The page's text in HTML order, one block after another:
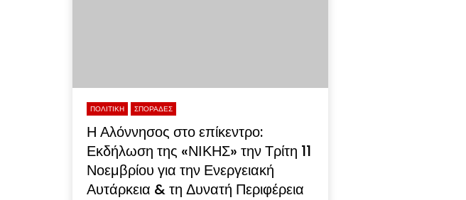
ΠΟΛΙΤΙΚΗ ΣΠΟΡΑΔΕΣ
Η Αλόννησος στο επίκεντρο:
Εκδήλωση της «ΝΙΚΗΣ» την Τρίτη 11
Νοεμβρίου για την Ενεργειακή
Αυτάρκεια & τη Δυνατή Περιφέρεια